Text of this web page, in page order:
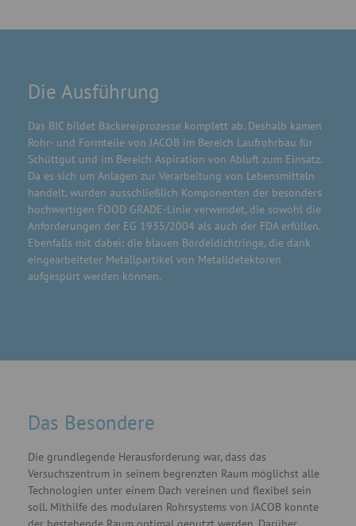
Die Ausführung
Das BIC bildet Bäckereiprozesse komplett ab. Deshalb kamen
Rohr- und Formteile von JACOB im Bereich Laufrohrbau für
Schüttgut und im Bereich Aspiration von Abluft zum Einsatz.
Da es sich um Anlagen zur Verarbeitung von Lebensmitteln
handelt, wurden ausschließlich Komponenten der besonders
hochwertigen FOOD GRADE-Linie verwendet, die sowohl die
Anforderungen der EG 1935/2004 als auch der FDA erfüllen.
Ebenfalls mit dabei: die blauen Bördeldichtringe, die dank
eingearbeiteter Metallpartikel von Metalldetektoren
aufgespürt werden können.
Das Besondere
Die grundlegende Herausforderung war, dass das
Versuchszentrum in seinem begrenzten Raum möglichst alle
Technologien unter einem Dach vereinen und flexibel sein
soll. Mithilfe des modularen Rohrsystems von JACOB konnte